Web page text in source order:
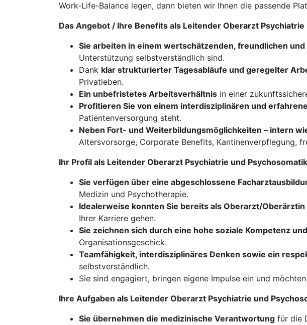
Work-Life-Balance legen, dann bieten wir Ihnen die passende
Das Angebot / Ihre Benefits als Leitender Oberarzt
Sie arbeiten in einem wertschätzenden, freundlichen
Unterstützung selbstverständlich sind.
Dank klar strukturierter Tagesabläufe und geregelter
Privatleben.
Ein unbefristetes Arbeitsverhältnis in einer
Profitieren Sie von einem interdisziplinären und
Patientenversorgung steht.
Neben Fort- und Weiterbildungsmöglichkeiten – intern
Altersvorsorge, Corporate Benefits, Kantinenverpflegung,
Ihr Profil als Leitender Oberarzt Psychiatrie und
Sie verfügen über eine abgeschlossene
Medizin und Psychotherapie.
Idealerweise konnten Sie bereits als Oberarzt/
Ihrer Karriere gehen.
Sie zeichnen sich durch eine hohe soziale Kompetenz
Organisationsgeschick.
Teamfähigkeit, interdisziplinäres Denken sowie ein
selbstverständlich.
Sie sind engagiert, bringen eigene Impulse ein und
Ihre Aufgaben als Leitender Oberarzt Psychiatrie und
Sie übernehmen die medizinische Verantwortung für die